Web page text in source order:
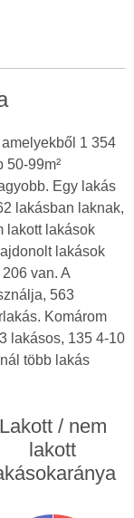
1 354
50-99m²
Egy lakás
lakásban laknak,
lakott lakások
lakások
van. A
563
Komárom
lakásos, 135 4-10
több lakás
Lakott / nem
lakott